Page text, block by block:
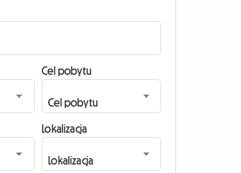
Cel pobytu
Lokalizacja